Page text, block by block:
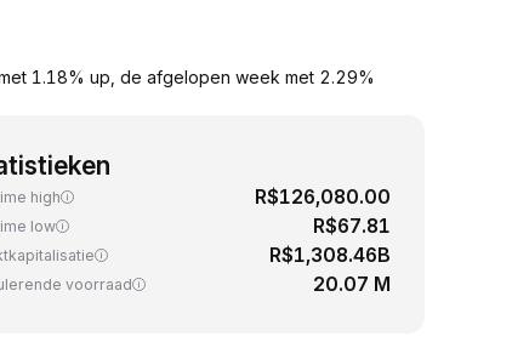
1.18% up, de afgelopen week met 2.29%
high R$126,080.00
low R$67.81
R$1,308.46B
voorraad 20.07 M